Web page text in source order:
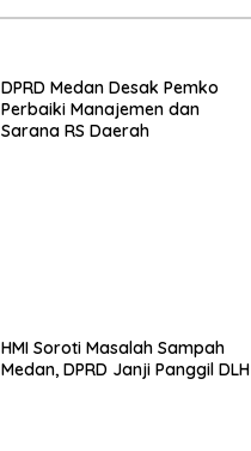
DPRD Medan Desak Pemko
Perbaiki Manajemen dan
Sarana RS Daerah
HMI Soroti Masalah Sampah
Medan, DPRD Janji Panggil DLH